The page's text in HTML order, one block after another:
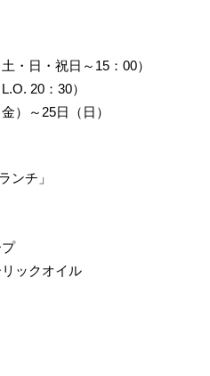
・日・祝日～15：00）
20：30）
）～25日（日）
ンチ」
ックオイル